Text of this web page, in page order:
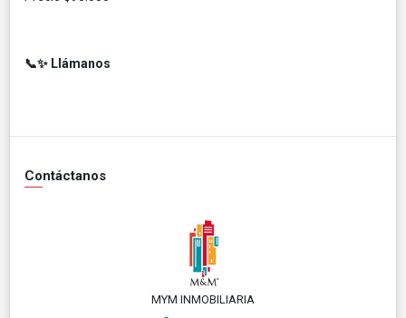
📞✨ Llámanos
Contáctanos
MYM INMOBILIARIA